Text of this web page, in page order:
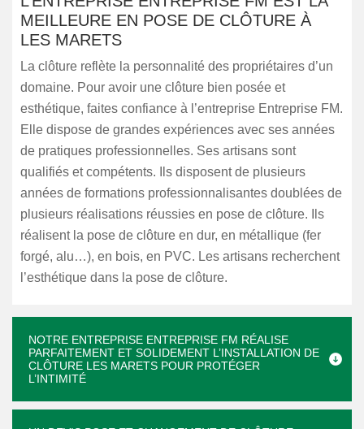
MEILLEURE EN POSE DE CLÔTURE À
LES MARETS
La clôture reflète la personnalité des propriétaires d’un
domaine. Pour avoir une clôture bien posée et
esthétique, faites confiance à l’entreprise Entreprise FM.
Elle dispose de grandes expériences avec ses années
de pratiques professionnelles. Ses artisans sont
qualifiés et compétents. Ils disposent de plusieurs
années de formations professionnalisantes doublées de
plusieurs réalisations réussies en pose de clôture. Ils
réalisent la pose de clôture en dur, en métallique (fer
forgé, alu…), en bois, en PVC. Les artisans recherchent
l’esthétique dans la pose de clôture.
NOTRE ENTREPRISE ENTREPRISE FM RÉALISE
PARFAITEMENT ET SOLIDEMENT L’INSTALLATION DE
CLÔTURE LES MARETS POUR PROTÉGER
L’INTIMITÉ